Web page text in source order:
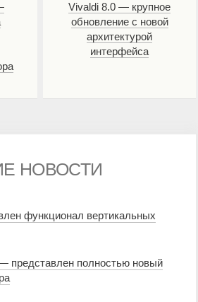
Vivaldi 8.0 — крупное
обновление с новой
архитектурой
интерфейса
НОВОСТИ
функционал вертикальных
представлен полностью новый